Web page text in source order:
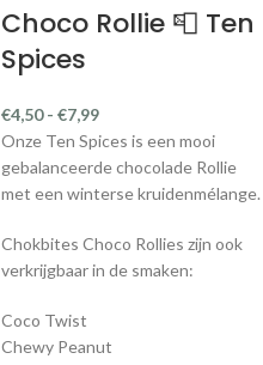
Choco Rollie 📮 Ten
Spices
€4,50 - €7,99
Onze Ten Spices is een mooi
gebalanceerde chocolade Rollie
met een winterse kruidenmélange.
Chokbites Choco Rollies zijn ook
verkrijgbaar in de smaken:
Coco Twist
Chewy Peanut